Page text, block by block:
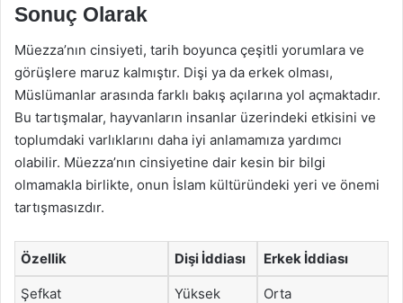
Sonuç Olarak
Müezza’nın cinsiyeti, tarih boyunca çeşitli yorumlara ve
görüşlere maruz kalmıştır. Dişi ya da erkek olması,
Müslümanlar arasında farklı bakış açılarına yol açmaktadır.
Bu tartışmalar, hayvanların insanlar üzerindeki etkisini ve
toplumdaki varlıklarını daha iyi anlamamıza yardımcı
olabilir. Müezza’nın cinsiyetine dair kesin bir bilgi
olmamakla birlikte, onun İslam kültüründeki yeri ve önemi
tartışmasızdır.
Özellik Dişi İddiası Erkek İddiası
Şefkat Yüksek Orta